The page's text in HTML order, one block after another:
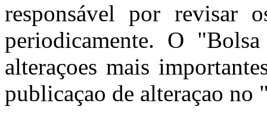
responsável por revisar
periodicamente. O
alteraçoes mais
publicaçao de alteraçao